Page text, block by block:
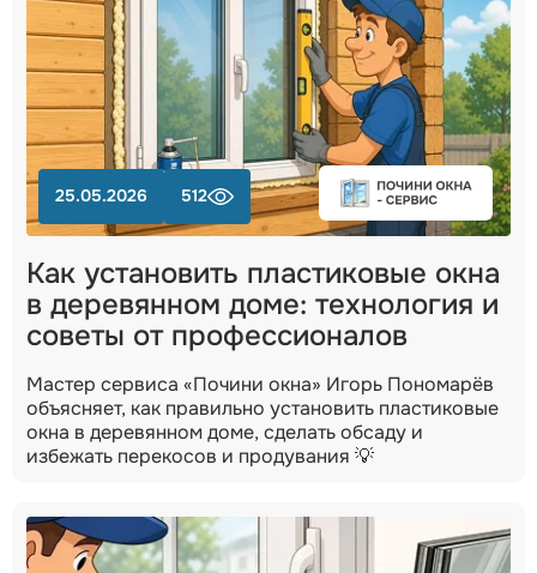
25.05.2026 512
Как установить пластиковые окна
в деревянном доме: технология и
советы от профессионалов
Мастер сервиса «Почини окна» Игорь Пономарёв
объясняет, как правильно установить пластиковые
окна в деревянном доме, сделать обсаду и
избежать перекосов и продувания 💡